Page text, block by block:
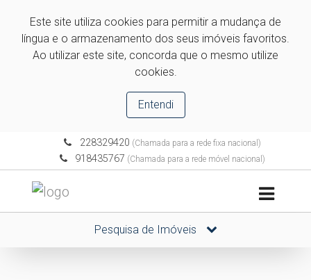
Este site utiliza cookies para permitir a mudança de
língua e o armazenamento dos seus imóveis favoritos.
Ao utilizar este site, concorda que o mesmo utilize
cookies.
Entendi
228329420 (Chamada para a rede fixa nacional)
918435767 (Chamada para a rede móvel nacional)
Pesquisa de Imóveis